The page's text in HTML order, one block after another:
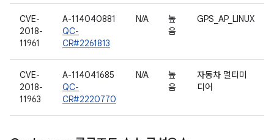
CVE-
2018-
11961
A-114040881
QC-
CR#2261813
N/A
높
음
GPS_AP_LINUX
CVE-
2018-
11963
A-114041685
QC-
CR#2220770
N/A
높
음
자동차 멀티미
디어